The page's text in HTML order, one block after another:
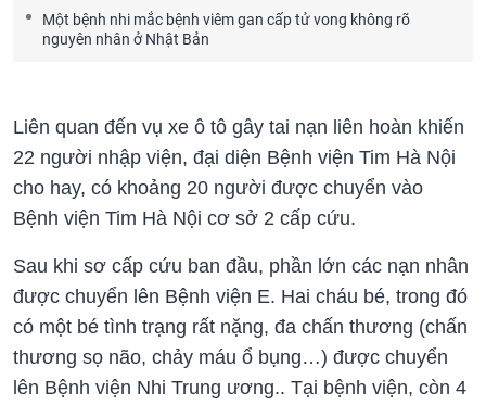
Một bệnh nhi mắc bệnh viêm gan cấp tử vong không rõ
nguyên nhân ở Nhật Bản
Liên quan đến vụ xe ô tô gây tai nạn liên hoàn khiến
22 người nhập viện, đại diện Bệnh viện Tim Hà Nội
cho hay, có khoảng 20 người được chuyển vào
Bệnh viện Tim Hà Nội cơ sở 2 cấp cứu.
Sau khi sơ cấp cứu ban đầu, phần lớn các nạn nhân
được chuyển lên Bệnh viện E. Hai cháu bé, trong đó
có một bé tình trạng rất nặng, đa chấn thương (chấn
thương sọ não, chảy máu ổ bụng…) được chuyển
lên Bệnh viện Nhi Trung ương.. Tại bệnh viện, còn 4